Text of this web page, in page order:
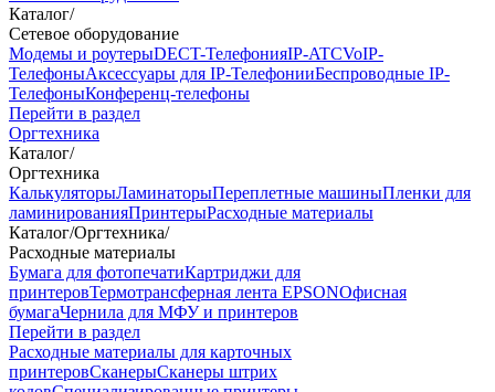
Каталог/
Сетевое оборудование
Модемы и роутерыDECT-ТелефонияIP-ATCVoIP-
ТелефоныАксессуары для IP-ТелефонииБеспроводные IP-
ТелефоныКонференц-телефоны
Перейти в раздел
Оргтехника
Каталог/
Оргтехника
КалькуляторыЛаминаторыПереплетные машиныПленки для
ламинированияПринтерыРасходные материалы
Каталог/Оргтехника/
Расходные материалы
Бумага для фотопечатиКартриджи для
принтеровТермотрансферная лента EPSONОфисная
бумагаЧернила для МФУ и принтеров
Перейти в раздел
Расходные материалы для карточных
принтеровСканерыСканеры штрих